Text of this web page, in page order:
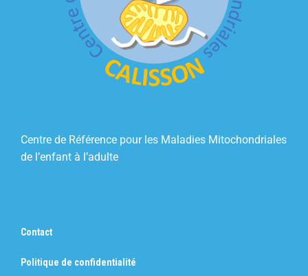
Centre de Référence pour les Maladies Mitochondriales
de l’enfant à l’adulte
Contact
Politique de confidentialité